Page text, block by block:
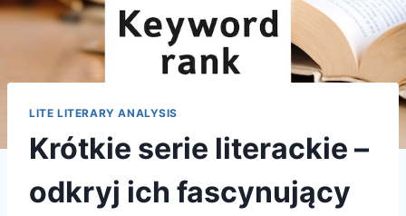
LITE LITERARY ANALYSIS
Krótkie serie literackie –
odkryj ich fascynujący